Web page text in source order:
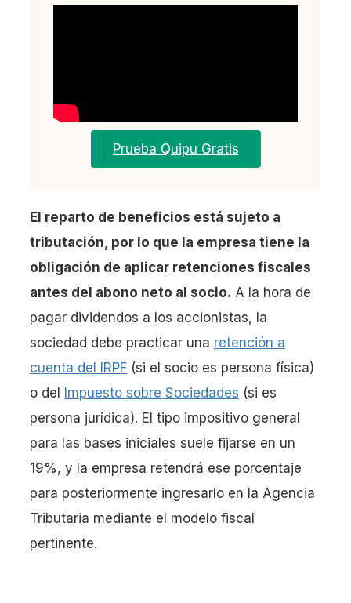
Prueba Quipu Gratis
El reparto de beneficios está sujeto a
tributación, por lo que la empresa tiene la
obligación de aplicar retenciones fiscales
antes del abono neto al socio. A la hora de
pagar dividendos a los accionistas, la
sociedad debe practicar una retención a
cuenta del IRPF (si el socio es persona física)
o del
Impuesto sobre Sociedades (si es
persona jurídica). El tipo impositivo general
para las bases iniciales suele fijarse en un
19%, y la empresa retendrá ese porcentaje
para posteriormente ingresarlo en la Agencia
Tributaria mediante el modelo fiscal
pertinente.